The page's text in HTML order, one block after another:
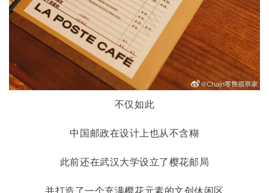
不仅如此
中国邮政在设计上也从不含糊
此前还在武汉大学设立了樱花邮局
并打造了一个充满樱花元素的文创休闲区